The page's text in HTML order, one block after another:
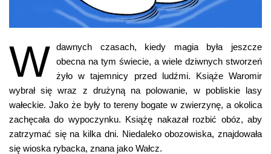
W dawnych czasach, kiedy magia była jeszcze
obecna na tym świecie, a wiele dziwnych stworzeń
żyło w tajemnicy przed ludźmi. Książe Waromir
wybrał się wraz z drużyną na polowanie, w pobliskie lasy
wałeckie. Jako że były to tereny bogate w zwierzynę, a okolica
zachęcała do wypoczynku. Książę nakazał rozbić obóz, aby
zatrzymać się na kilka dni. Niedaleko obozowiska, znajdowała
się wioska rybacka, znana jako Wałcz.